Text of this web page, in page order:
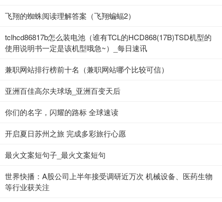
飞翔的蜘蛛阅读理解答案（飞翔蝙蝠2）
tclhcd86817b怎么装电池（谁有TCL的HCD868(17B)TSD机型的
使用说明书一定是该机型哦急~）_每日速讯
兼职网站排行榜前十名（兼职网站哪个比较可信）
亚洲百佳高尔夫球场_亚洲百变天后
你们的名字，闪耀的路标 全球速读
开启夏日苏州之旅 完成多彩旅行心愿
最火文案短句子_最火文案短句
世界快播：A股公司上半年接受调研近万次 机械设备、医药生物
等行业获关注